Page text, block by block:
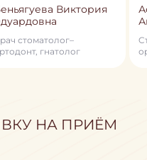
Виктория
стоматолог–
гнатолог
НА ПРИЁМ